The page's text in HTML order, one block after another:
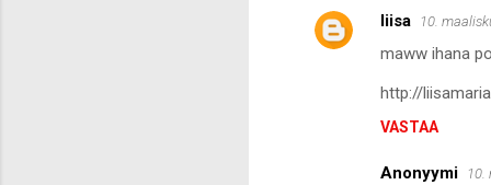
K
liisa 10.
maww ihana
http://
VASTAA
Anonyymi 10.